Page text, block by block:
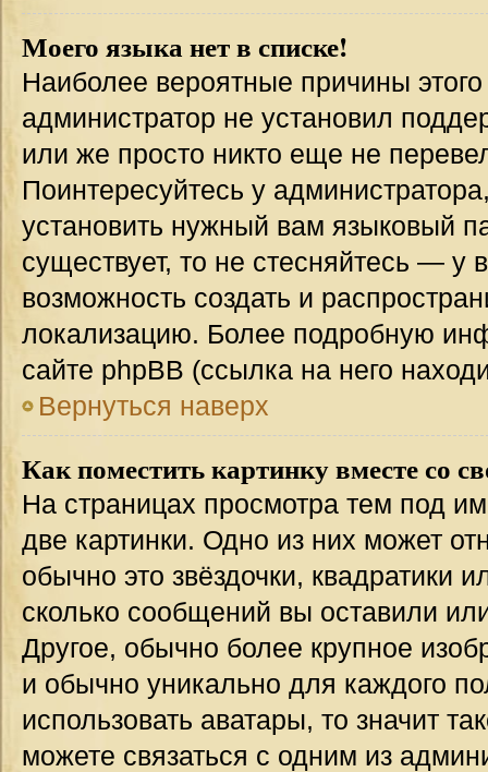
Моего языка нет в списке!
Наиболее вероятные причины этого
администратор не установил
или же просто никто еще не
Поинтересуйтесь у
установить нужный вам языковый
существует, то не стесняйтесь — у
возможность создать и
локализацию. Более подробную
сайте phpBB (ссылка на него
Вернуться наверх
Как поместить картинку вместе со
На страницах просмотра тем под
две картинки. Одно из них может
обычно это звёздочки, квадратики
сколько сообщений вы оставили
Другое, обычно более крупное
и обычно уникально для каждого
использовать аватары, то значит
можете связаться с одним из